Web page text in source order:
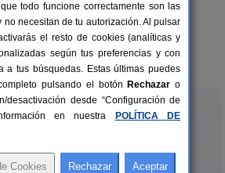
36+6 pers.
desde16 €
La Colina
La Concepción (Sevilla)
todo funcione correctamente son las
no necesitan de tu autorización. Al pulsar
el resto de cookies (analíticas y
según tus preferencias y con
a tus búsquedas. Estas últimas puedes
pulsando el botón Rechazar o
desactivación desde “Configuración de
en nuestra
POLÍTICA DE